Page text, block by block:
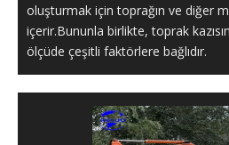
oluşturmak için toprağın ve diğer
içerir.Bununla birlikte, toprak
ölçüde çeşitli faktörlere bağlıdır.